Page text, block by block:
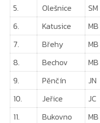
5. Olešnice SM
6.
Katusice MB
7.
Břehy MB
8.
Bechov MB
9.
Pěnčín JN
10.
Jeřice JC
11.
Bukovno MB